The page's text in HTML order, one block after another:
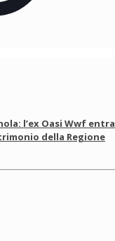
l’ex Oasi Wwf entra
della Regione